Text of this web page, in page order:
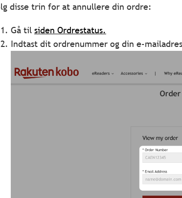
disse trin for at annullere din ordre:
Gå til siden Ordrestatus.
Indtast dit ordrenummer og din e-